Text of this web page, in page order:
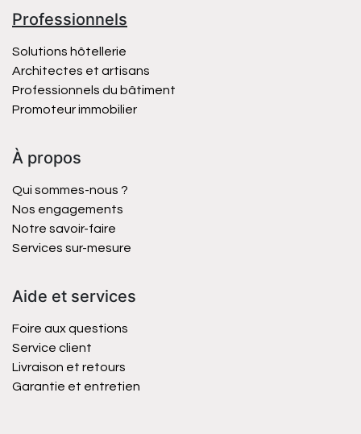
Professionnels
Solutions hôtellerie
Architectes et artisans
Professionnels du bâtiment
Promoteur immobilier
À propos
Qui sommes-nous ?
Nos engagements
Notre savoir-faire
Services sur-mesure
Aide et services
Foire aux questions
Service client
Livraison et retours
Garantie et entretien